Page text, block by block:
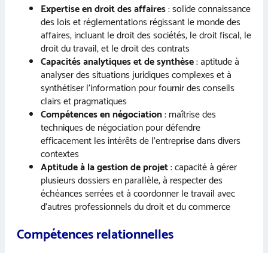
Expertise en droit des affaires: solide connaissance
des lois et réglementations régissant le monde des
affaires, incluant le droit des sociétés, le droit fiscal, le
droit du travail, et le droit des contrats
Capacités analytiques et de synthèse: aptitude à
analyser des situations juridiques complexes et à
synthétiser l’information pour fournir des conseils
clairs et pragmatiques
Compétences en négociation: maîtrise des
techniques de négociation pour défendre
efficacement les intérêts de l’entreprise dans divers
contextes
Aptitude à la gestion de projet: capacité à gérer
plusieurs dossiers en parallèle, à respecter des
échéances serrées et à coordonner le travail avec
d’autres professionnels du droit et du commerce
Compétences relationnelles